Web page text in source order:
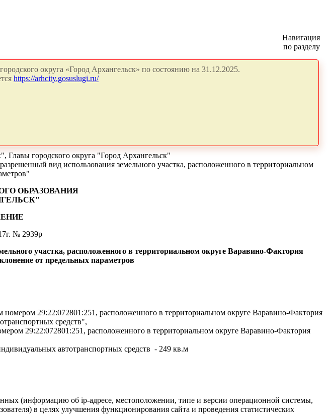
Навигация
по разделу
округа «Город Архангельск» по состоянию на 31.12.2025.
https://arhcity.gosuslugi.ru/
Главы городского округа "Город Архангельск"
вид использования земельного участка, расположенного в территориальном
ОБРАЗОВАНИЯ
№ 2939р
участка, расположенного в территориальном округе Варавино-Фактория
от предельных параметров
29:22:072801:251, расположенного в территориальном округе Варавино-Фактория
средств",
29:22:072801:251, расположенного в территориальном округе Варавино-Фактория
автотранспортных средств - 249 кв.м
(информацию об ip-адресе, местоположении, типе и версии операционной системы,
в целях улучшения функционирования сайта и проведения статистических